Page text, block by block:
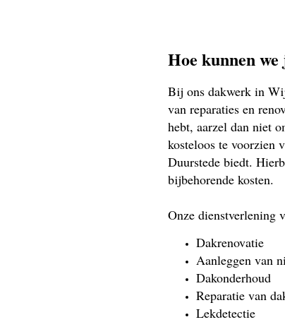
Hoe kunnen
Bij ons dakwerk in
van reparaties en
hebt, aarzel dan niet
kosteloos te voorzien
Duurstede biedt.
bijbehorende kosten.
Onze dienstverlening
Dakrenovatie
Aanleggen van
Dakonderhoud
Reparatie van
Lekdetectie